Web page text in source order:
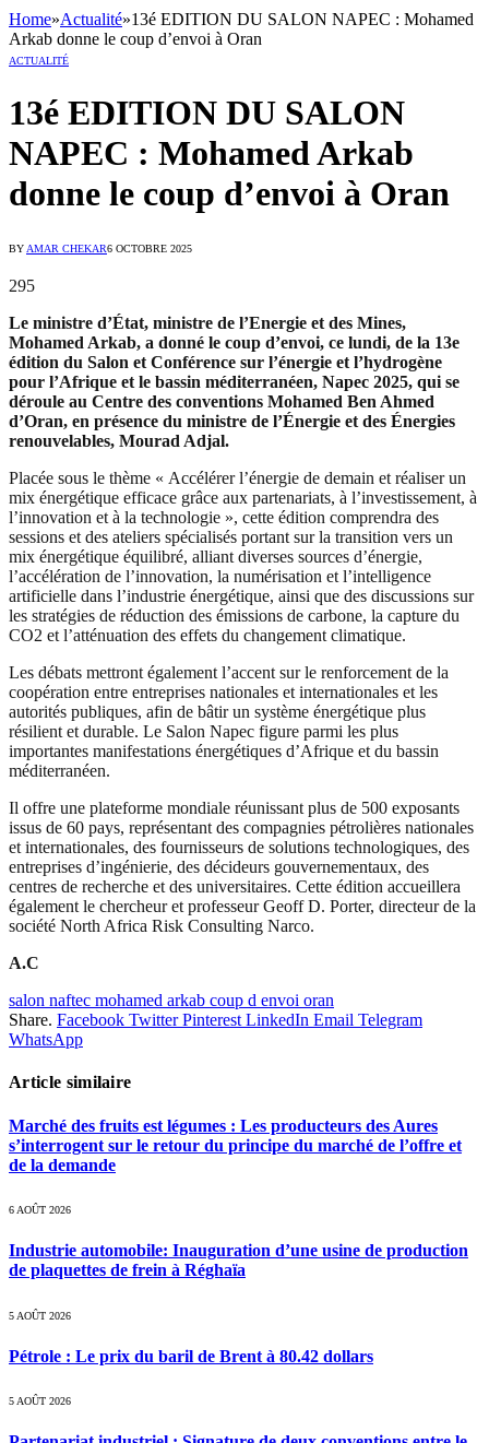
Home»Actualité»13é EDITION DU SALON NAPEC : Mohamed
Arkab donne le coup d’envoi à Oran
ACTUALITÉ
13é EDITION DU SALON
NAPEC : Mohamed Arkab
donne le coup d’envoi à Oran
BYAMAR CHEKAR6 OCTOBRE 2025
295
Le ministre d’État, ministre de l’Energie et des Mines,
Mohamed Arkab, a donné le coup d’envoi, ce lundi, de la 13e
édition du Salon et Conférence sur l’énergie et l’hydrogène
pour l’Afrique et le bassin méditerranéen, Napec 2025, qui se
déroule au Centre des conventions Mohamed Ben Ahmed
d’Oran, en présence du ministre de l’Énergie et des Énergies
renouvelables, Mourad Adjal.
Placée sous le thème « Accélérer l’énergie de demain et réaliser un
mix énergétique efficace grâce aux partenariats, à l’investissement, à
l’innovation et à la technologie », cette édition comprendra des
sessions et des ateliers spécialisés portant sur la transition vers un
mix énergétique équilibré, alliant diverses sources d’énergie,
l’accélération de l’innovation, la numérisation et l’intelligence
artificielle dans l’industrie énergétique, ainsi que des discussions sur
les stratégies de réduction des émissions de carbone, la capture du
CO2 et l’atténuation des effets du changement climatique.
Les débats mettront également l’accent sur le renforcement de la
coopération entre entreprises nationales et internationales et les
autorités publiques, afin de bâtir un système énergétique plus
résilient et durable. Le Salon Napec figure parmi les plus
importantes manifestations énergétiques d’Afrique et du bassin
méditerranéen.
Il offre une plateforme mondiale réunissant plus de 500 exposants
issus de 60 pays, représentant des compagnies pétrolières nationales
et internationales, des fournisseurs de solutions technologiques, des
entreprises d’ingénierie, des décideurs gouvernementaux, des
centres de recherche et des universitaires. Cette édition accueillera
également le chercheur et professeur Geoff D. Porter, directeur de la
société North Africa Risk Consulting Narco.
A.C
salon naftec mohamed arkab coup d envoi oran
Share. Facebook Twitter Pinterest LinkedIn Email Telegram
WhatsApp
Article similaire
Marché des fruits est légumes : Les producteurs des Aures
s’interrogent sur le retour du principe du marché de l’offre et
de la demande
6 AOÛT 2026
Industrie automobile: Inauguration d’une usine de production
de plaquettes de frein à Réghaïa
5 AOÛT 2026
Pétrole : Le prix du baril de Brent à 80.42 dollars
5 AOÛT 2026